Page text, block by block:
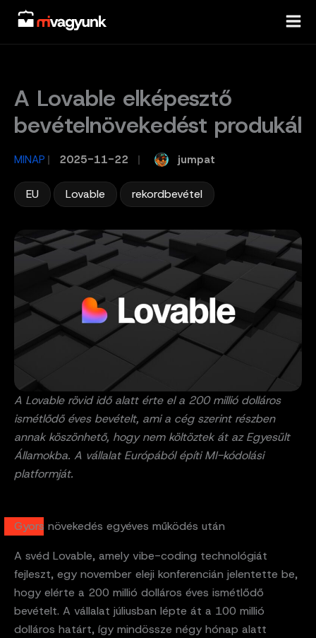
Skip
content
A Lovable elképesztő
bevételnövekedést produkál
MINAP / 2025-11-22 jumpat
EU Lovable rekordbevétel
A Lovable rövid idő alatt érte el a 200 millió dolláros
ismétlődő éves bevételt, ami a cég szerint részben
annak köszönhető, hogy nem költöztek át az Egyesült
Államokba. A vállalat Európából építi MI-kódolási
platformját.
Gyors növekedés egyéves működés után
A svéd Lovable, amely vibe-coding technológiát
fejleszt, egy november eleji konferencián jelentette be,
hogy elérte a 200 millió dolláros éves ismétlődő
bevételt. A vállalat júliusban lépte át a 100 millió
dolláros határt, így mindössze négy hónap alatt